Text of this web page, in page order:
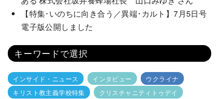
【特集･いのちに向き合う／異端･カルト】7月5日号
電子版公開しました
キーワードで選択
インサイド・ニュース インタビュー
ウクライナ
キリスト教主義学校特集
クリスチャニティトゥデイ